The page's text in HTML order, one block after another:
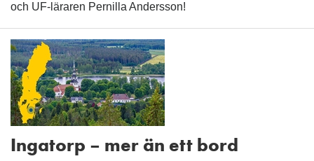
och UF-läraren Pernilla Andersson!
Ingatorp – mer än ett bord